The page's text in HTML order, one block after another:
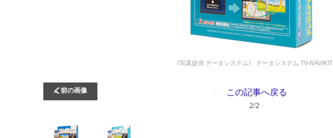
《写真提供 データシステム》 データシステム TV-NAVIKIT
前の画像 この記事へ戻る
2/2